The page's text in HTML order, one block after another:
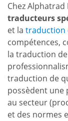
Chez
traducteurs
et la traduction
compétences,
la traduction
traduction de
possèdent une
au secteur
et des normes